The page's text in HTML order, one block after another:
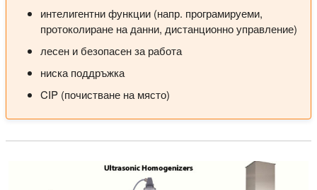
интелигентни функции (напр. програмируеми,
протоколиране на данни, дистанционно управление)
лесен и безопасен за работа
ниска поддръжка
CIP (почистване на място)